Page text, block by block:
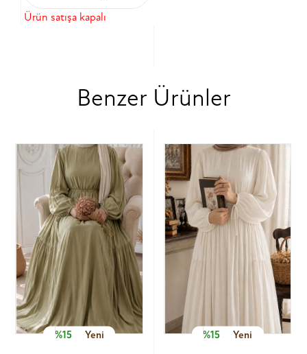
Ürün satışa kapalı
Benzer Ürünler
%15 Yeni %15 Yeni